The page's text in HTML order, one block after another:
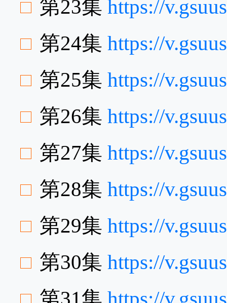
第23集 https://
第24集 https://
第25集 https://
第26集 https://
第27集 https://
第28集 https://
第29集 https://
第30集 https://